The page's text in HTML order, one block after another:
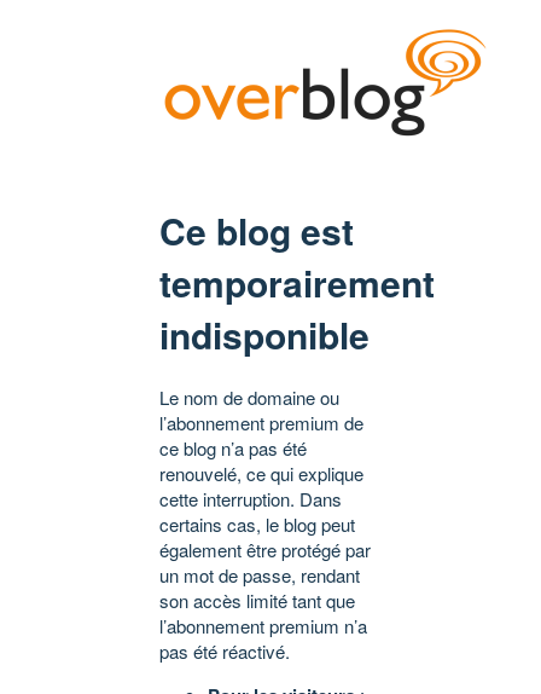
Ce blog est
temporairement
indisponible
Le nom de domaine ou
l’abonnement premium de
ce blog n’a pas été
renouvelé, ce qui explique
cette interruption. Dans
certains cas, le blog peut
également être protégé par
un mot de passe, rendant
son accès limité tant que
l’abonnement premium n’a
pas été réactivé.